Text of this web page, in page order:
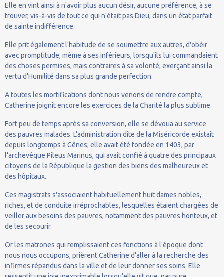
Elle en vint ainsi à n'avoir plus aucun désir, aucune préférence, à se
trouver, vis-à-vis de tout ce qui n'était pas Dieu, dans un état parfait
de sainte indifférence.
Elle prit également l'habitude de se soumettre aux autres, d'obéir
avec promptitude, même à ses inférieurs, lorsqu'ils lui commandaient
des choses permises, mais contraires à sa volonté; exerçant ainsi la
vertu d'Humilité dans sa plus grande perfection.
A toutes les mortifications dont nous venons de rendre compte,
Catherine joignit encore les exercices de la Charité la plus sublime.
Fort peu de temps après sa conversion, elle se dévoua au service
des pauvres malades. L'administration dite de la Miséricorde existait
depuis longtemps à Gênes; elle avait été fondée en 1403, par
l'archevêque Pileus Marinus, qui avait confié à quatre des principaux
citoyens de la République la gestion des biens des malheureux et
des hôpitaux.
Ces magistrats s'associaient habituellement huit dames nobles,
riches, et de conduite irréprochables, lesquelles étaient chargées de
veiller aux besoins des pauvres, notamment des pauvres honteux, et
de les secourir.
Or les matrones qui remplissaient ces fonctions à l'époque dont
nous nous occupons, prièrent Catherine d'aller à la recherche des
infirmes répandus dans la ville et de leur donner ses soins. Elle